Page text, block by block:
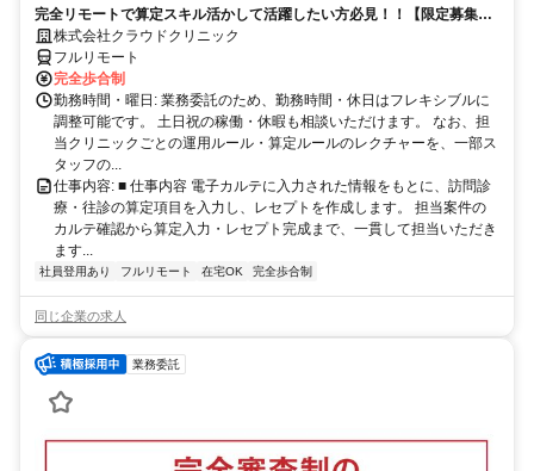
完全リモートで算定スキル活かして活躍したい方必見！！【限定募集】
完全リモート｜在宅医療レセプト算定（成果報酬型／業務委託）
株式会社クラウドクリニック
フルリモート
完全歩合制
勤務時間・曜日: 業務委託のため、勤務時間・休日はフレキシブルに
調整可能です。 土日祝の稼働・休暇も相談いただけます。 なお、担
当クリニックごとの運用ルール・算定ルールのレクチャーを、一部ス
タッフの...
仕事内容: ■ 仕事内容 電子カルテに入力された情報をもとに、訪問診
療・往診の算定項目を入力し、レセプトを作成します。 担当案件の
カルテ確認から算定入力・レセプト完成まで、一貫して担当いただき
ます...
社員登用あり フルリモート 在宅OK 完全歩合制
同じ企業の求人
業務委託